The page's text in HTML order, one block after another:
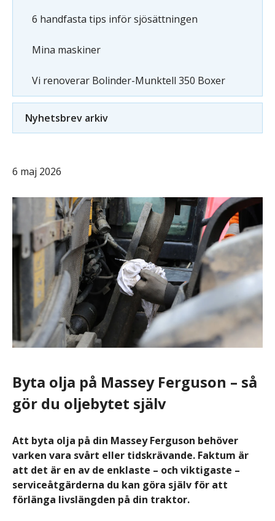
6 handfasta tips inför sjösättningen
Mina maskiner
Vi renoverar Bolinder-Munktell 350 Boxer
Nyhetsbrev arkiv
6 maj 2026
Byta olja på Massey Ferguson – så
gör du oljebytet själv
Att byta olja på din Massey Ferguson behöver
varken vara svårt eller tidskrävande. Faktum är
att det är en av de enklaste – och viktigaste –
serviceåtgärderna du kan göra själv för att
förlänga livslängden på din traktor.